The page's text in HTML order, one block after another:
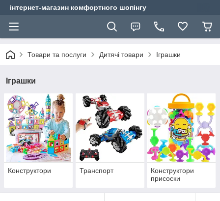
інтернет-магазин комфортного шопінгу
Товари та послуги Дитячі товари Іграшки
Іграшки
Конструктори Транспорт
Конструктори
присоски